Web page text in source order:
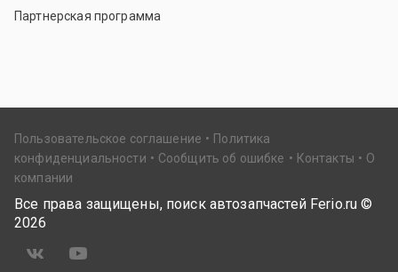
Партнерская программа
Пользовательское соглашение
Политика
конфиденциальности
Сообщить об ошибке Контакты
О
компании
Все права защищены, поиск автозапчастей Ferio.ru ©
2026